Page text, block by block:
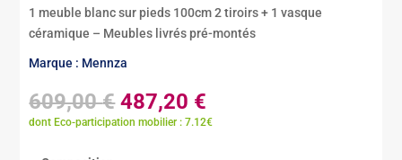
1 meuble blanc sur pieds 100cm 2 tiroirs + 1 vasque
céramique – Meubles livrés pré-montés
Marque : Mennza
609,00€Le
prix
487,20 €
prix
dont Eco-participation mobilier : 7.12€